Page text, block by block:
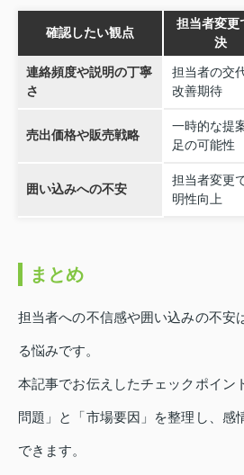
確認したい観点
担当者変更
決
連絡頻度や説明の丁寧
さ
担当者の交
改善期待
売出価格や販売戦略
一時的な提
足の可能性
囲い込みへの不安
担当者変更
明性向上
まとめ
担当者への不信感や囲い込みの不安
る悩みです。
本記事でお伝えしたチェックポイン
問題」と「市場要因」を整理し、感
できます。